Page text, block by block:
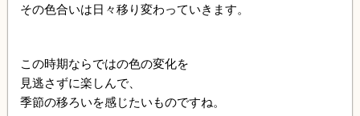
その色合いは日々移り変わっていきます。
この時期ならではの色の変化を
見逃さずに楽しんで、
季節の移ろいを感じたいものですね。